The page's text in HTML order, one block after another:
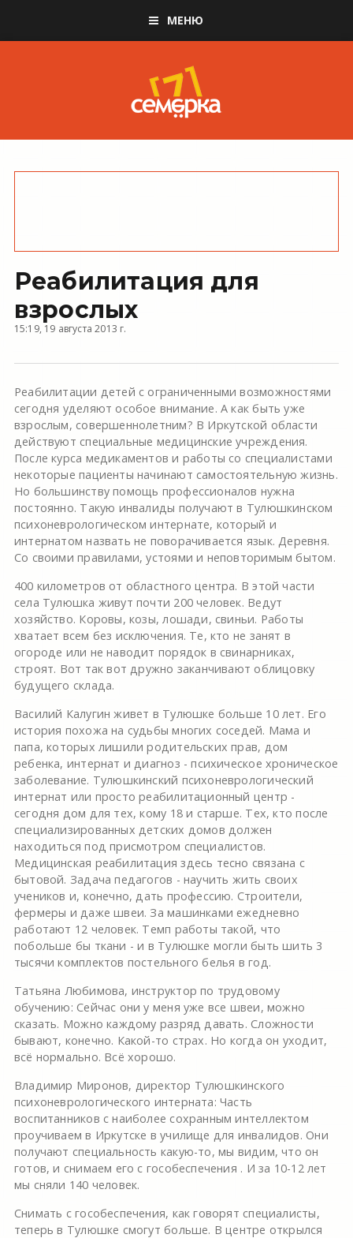
МЕНЮ
Реабилитация для
взрослых
15:19, 19 августа 2013 г.
Реабилитации детей с ограниченными возможностями
сегодня уделяют особое внимание. А как быть уже
взрослым, совершеннолетним? В Иркутской области
действуют специальные медицинские учреждения.
После курса медикаментов и работы со специалистами
некоторые пациенты начинают самостоятельную жизнь.
Но большинству помощь профессионалов нужна
постоянно. Такую инвалиды получают в Тулюшкинском
психоневрологическом интернате, который и
интернатом назвать не поворачивается язык. Деревня.
Со своими правилами, устоями и неповторимым бытом.
400 километров от областного центра. В этой части
села Тулюшка живут почти 200 человек. Ведут
хозяйство. Коровы, козы, лошади, свиньи. Работы
хватает всем без исключения. Те, кто не занят в
огороде или не наводит порядок в свинарниках,
строят. Вот так вот дружно заканчивают облицовку
будущего склада.
Василий Калугин живет в Тулюшке больше 10 лет. Его
история похожа на судьбы многих соседей. Мама и
папа, которых лишили родительских прав, дом
ребенка, интернат и диагноз - психическое хроническое
заболевание. Тулюшкинский психоневрологический
интернат или просто реабилитационный центр -
сегодня дом для тех, кому 18 и старше. Тех, кто после
специализированных детских домов должен
находиться под присмотром специалистов.
Медицинская реабилитация здесь тесно связана с
бытовой. Задача педагогов - научить жить своих
учеников и, конечно, дать профессию. Строители,
фермеры и даже швеи. За машинками ежедневно
работают 12 человек. Темп работы такой, что
побольше бы ткани - и в Тулюшке могли быть шить 3
тысячи комплектов постельного белья в год.
Татьяна Любимова, инструктор по трудовому
обучению: Сейчас они у меня уже все швеи, можно
сказать. Можно каждому разряд давать. Сложности
бывают, конечно. Какой-то страх. Но когда он уходит,
всё нормально. Всё хорошо.
Владимир Миронов, директор Тулюшкинского
психоневрологического интерната: Часть
воспитанников с наиболее сохранным интеллектом
проучиваем в Иркутске в училище для инвалидов. Они
получают специальность какую-то, мы видим, что он
готов, и снимаем его с гособеспечения . И за 10-12 лет
мы сняли 140 человек.
Снимать с гособеспечения, как говорят специалисты,
теперь в Тулюшке смогут больше. В центре открылся